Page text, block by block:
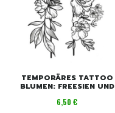
TEMPORÄRES TATTOO
BLUMEN: FREESIEN UND
Preis
6,50 €